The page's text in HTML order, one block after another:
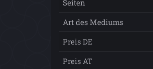
Seiten
Art des Mediums
Preis DE
Preis AT